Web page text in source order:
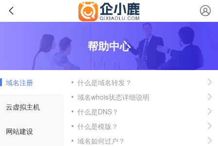
帮助中心
域名注册
云虚拟主机
网站建设
什么是域名转发？
域名whois状态详细说明
什么是DNS？
什么是模版？
域名如何过户？